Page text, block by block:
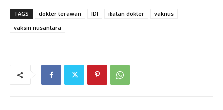
TAGS dokter terawan IDI ikatan dokter
vaknus
vaksin nusantara